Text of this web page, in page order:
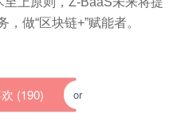
做“区块链+”赋能者。
(190) or